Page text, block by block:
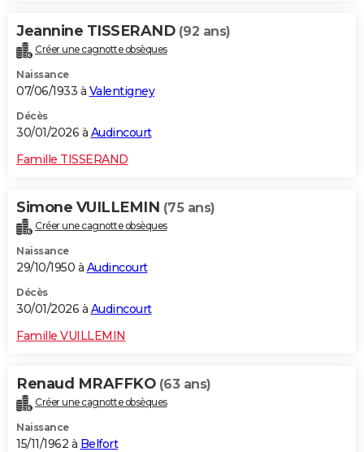
Jeannine TISSERAND (92 ans)
Créer une cagnotte obsèques
Naissance
07/06/1933 à Valentigney
Décès
30/01/2026 à Audincourt
Famille TISSERAND
Simone VUILLEMIN (75 ans)
Créer une cagnotte obsèques
Naissance
29/10/1950 à Audincourt
Décès
30/01/2026 à Audincourt
Famille VUILLEMIN
Renaud MRAFFKO (63 ans)
Créer une cagnotte obsèques
Naissance
15/11/1962 à Belfort